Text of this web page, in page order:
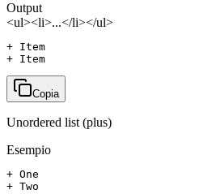
Output
<ul><li>...</li></ul>
+ Item
+ Item
Copia
Unordered list (plus)
Esempio
+ One
+ Two